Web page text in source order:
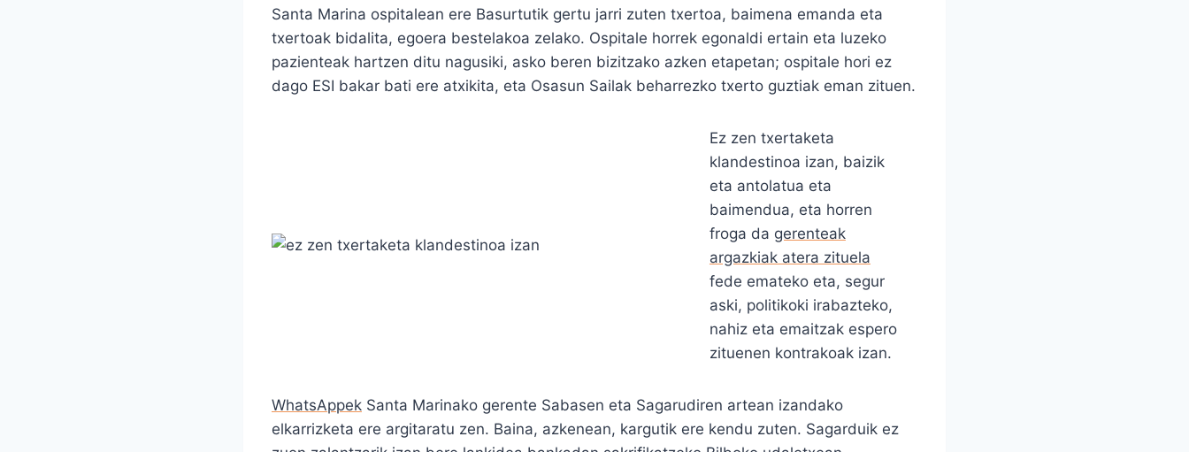
Santa Marina ospitalean ere Basurtutik gertu jarri zuten txertoa, baimena emanda eta
txertoak bidalita, egoera bestelakoa zelako. Ospitale horrek egonaldi ertain eta luzeko
pazienteak hartzen ditu nagusiki, asko beren bizitzako azken etapetan; ospitale hori ez
dago ESI bakar bati ere atxikita, eta Osasun Sailak beharrezko txerto guztiak eman zituen.
Ez zen txertaketa
klandestinoa izan, baizik
eta antolatua eta
baimendua, eta horren
froga da gerenteak
argazkiak atera zituela
fede emateko eta, segur
aski, politikoki irabazteko,
nahiz eta emaitzak espero
zituenen kontrakoak izan.
WhatsAppek Santa Marinako gerente Sabasen eta Sagarudiren artean izandako
elkarrizketa ere argitaratu zen. Baina, azkenean, kargutik ere kendu zuten. Sagarduik ez